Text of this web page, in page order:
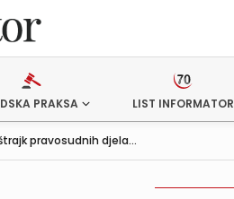
PRAKSA LIST INFORMATOR
pravosudnih djela...